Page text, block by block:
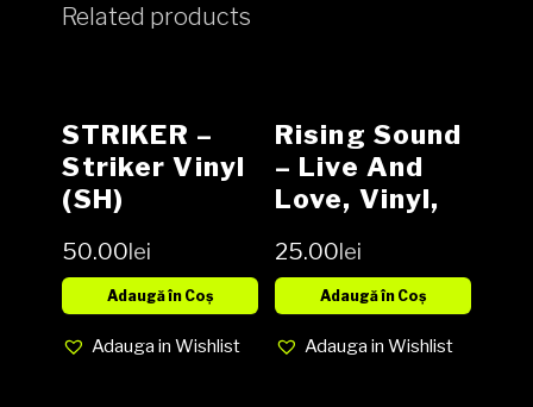
Related products
STRIKER –
Striker Vinyl
(SH)
50.00lei
Adaugă în Coș
Adauga in Wishlist
Rising Sound
– Live And
Love, Vinyl,
Cover EX
(SH)
25.00lei
Adaugă în Coș
Adauga in Wishlist